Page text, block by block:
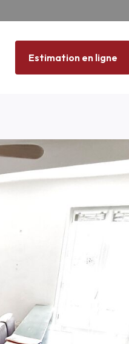
Estimation en ligne